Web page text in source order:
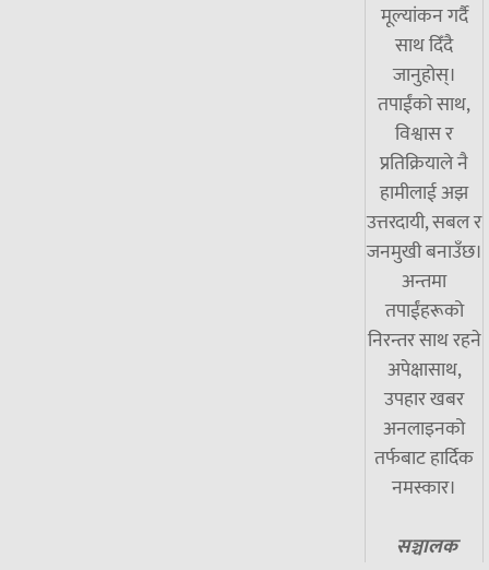
मूल्यांकन गर्दै
साथ दिँदै
जानुहोस्।
तपाईंको साथ,
विश्वास र
प्रतिक्रियाले नै
हामीलाई अझ
उत्तरदायी, सबल र
जनमुखी बनाउँछ।
अन्तमा
तपाईंहरूको
निरन्तर साथ रहने
अपेक्षासाथ,
उपहार खबर
अनलाइनको
तर्फबाट हार्दिक
नमस्कार।
सञ्चालक